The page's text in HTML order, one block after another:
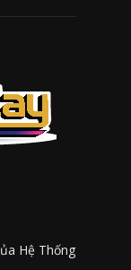
Hệ Thống